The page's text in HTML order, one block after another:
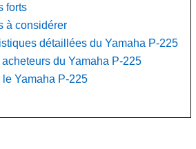
forts
à considérer
détaillées du Yamaha P-225
du Yamaha P-225
le Yamaha P-225